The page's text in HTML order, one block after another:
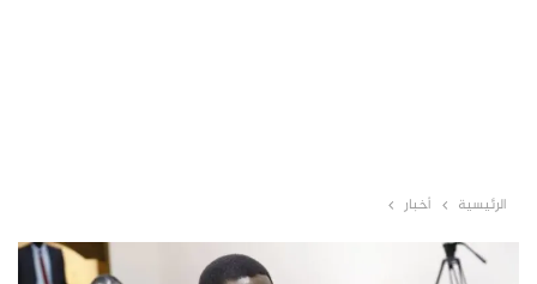
الرئيسية أخبار